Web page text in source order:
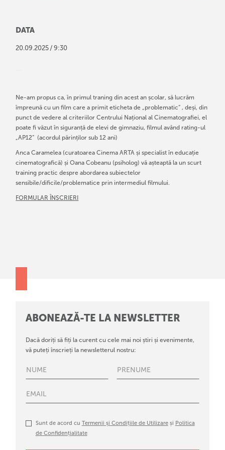
DATA
20.09.2025 / 9:30
Ne-am propus ca, în primul traning din acest an școlar, să lucrăm
împreună cu un film care a primit eticheta de „problematic” , deși, din
punct de vedere al criteriilor Centrului Național al Cinematografiei, el
poate fi văzut în siguranță de elevi de gimnaziu, filmul având rating-ul
„AP12” (acordul părinților sub 12 ani)
Anca Caramelea (curatoarea Cinema ARTA și specialist în educație
cinematografică) și Oana Cobeanu (psiholog) vă așteaptă la un scurt
training practic despre abordarea subiectelor
sensibile/dificile/problematice prin intermediul filmului.
FORMULAR ÎNSCRIERI
ABONEAZĂ-TE LA NEWSLETTER
Dacă doriți să fiți la curent cu cele mai noi știri și evenimente,
vă puteți înscrieți la newsletterul nostru:
Sunt de acord cu Termenii și Condițiile de Utilizareși Politica
de Confidențialitate